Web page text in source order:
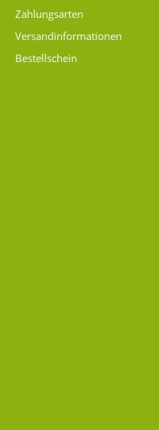
Zahlungsarten
Versand­informationen
Bestellschein